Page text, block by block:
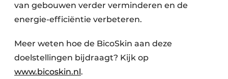
van gebouwen verder verminderen en de
energie-efficiëntie verbeteren.
Meer weten hoe de BicoSkin aan deze
doelstellingen bijdraagt? Kijk op
www.bicoskin.nl.